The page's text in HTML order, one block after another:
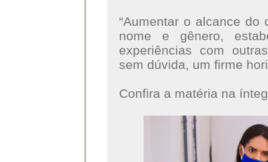
“Aumentar o alcance do
nome e gênero,
experiências com
sem dúvida, um firme
Confira a matéria na